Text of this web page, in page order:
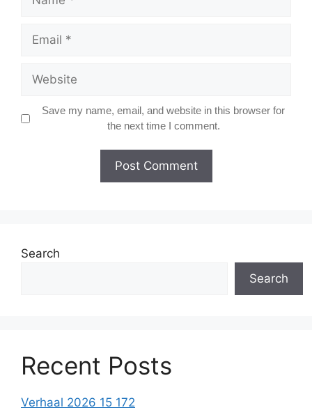
Email
Website
Save my name, email, and website in this browser for
the next time I comment.
Search
Search
Recent Posts
Verhaal 2026 15 172